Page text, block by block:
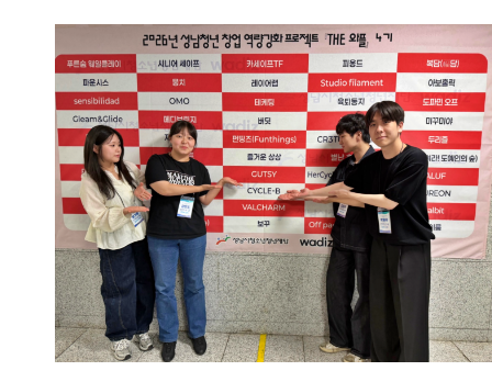
현재는 한국에서 무슬림이 편하게 생활하도록 돕는
라이프스타일 앱을 개발하는 스타트업을 창업했습니다. 국내에
거주하는 무슬림은 전국에 흩어져있는데 이들이 편리하게
쇼핑을 하고 커뮤니티를 이어갈 수 있는 서비스를 제공하려
합니다. 앱은 7월경 출시를 목표로 하고 있습니다. 이처럼 제가
창업에 도전하고 진로를 개척하는 데 GTEP의 역할이 꽤 컸다고
생각합니다. - 앞으로의 계획을 들려주세요. 현재 HUFS Start-
up platform에 입주해 교내 창업지원단의 도움을 받아 창업한
상태입니다. 얼마 전에는 교육부에서 주관하는 학생
창업유망팀 300+ 에 선정돼, 창업을 한 단계씩 발전시켜 나가고
있습니다. 이를 계속 발전시켜 국내 거주 무슬림을 위한 앱은
물론 최종적으로는 국내기업이 할랄 시장에 쉽게 진출하도록
능력과 현장 실무 역량을 보여줬다는 평가다.한편,
용인특례시는 현장 적용 가능성이 높은 우수 정책을 관련
사업과 연계해 실증하고, 검토 결과를 바탕으로 실제 정책에
반영할 계획이다. 이를 통해 청년들이 제안한 아이디어가
지역사회의 변화를 이끄는 실질적인 정책으로 발전할 수
있도록 지원할 예정이다.
38개 대학 선수부와 40개 대학 동아리부 등 총 647명이
참가했다. 우리 대학에서는 선수 29명이 출전해 뛰어난 기량과
팀워크를 바탕으로 여러 종목에서 입상하며 우수한 경쟁력을
보여주었다.여자 플뢰레 단체전에서는 김지성(영미문학 문화
22), 최예진(체코 슬로바키아 22), Hortense(국제학 23), 김은
(영미문학 문화 23) 학생이 팀을 이뤄 우승을 차지했다.
개인전에서도 우수한 성과가 이어졌다. 김지성(영미문학 문화
22) 학생이 여자 플뢰레 개인전 준우승을 차지했으며, 이기령
(중국외교통상 22) 학생은 남자 플뢰레 개인전 3위, 이유종
(정치외교 24) 학생은 남자 에페 개인전 3위에 올랐다. 이나래
(LD 24) 학생도 여자 플뢰레 개인전 5위를 기록하며 좋은
성적을 거두었다.이번 대회를 통해 우리 대학 펜싱부는